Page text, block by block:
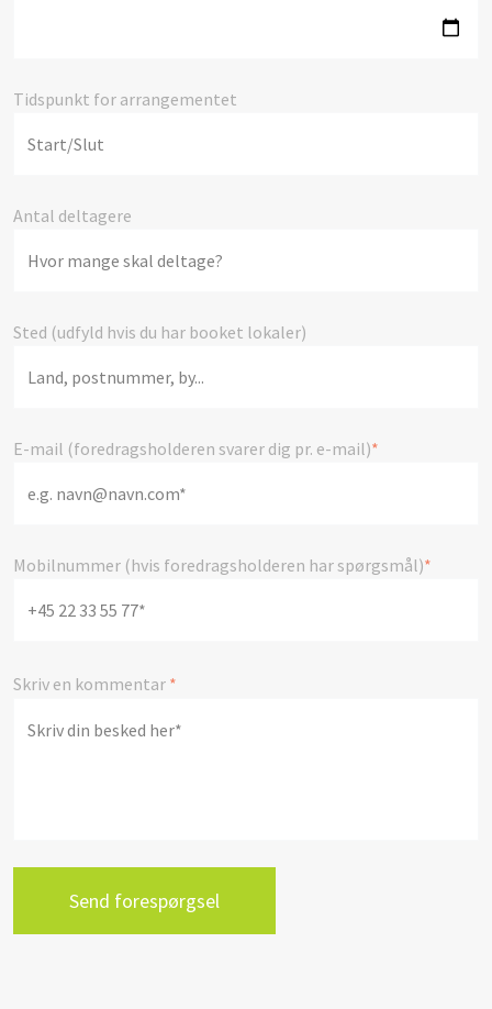
Tidspunkt for arrangementet
Antal deltagere
Sted (udfyld hvis du har booket lokaler)
E-mail (foredragsholderen svarer dig pr. e-mail)*
Mobilnummer (hvis foredragsholderen har spørgsmål)*
Skriv en kommentar *
send forespørgsel